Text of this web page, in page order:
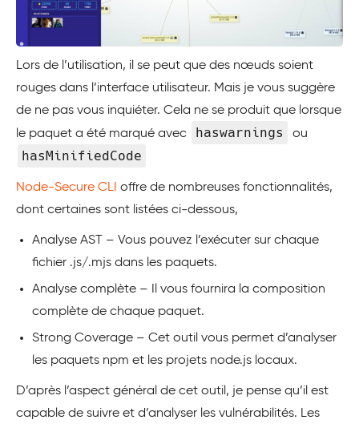
Lors de l’utilisation, il se peut que des nœuds soient
rouges dans l’interface utilisateur. Mais je vous suggère
de ne pas vous inquiéter. Cela ne se produit que lorsque
le paquet a été marqué avec
haswarnings ou
hasMinifiedCode
Node-Secure CLI offre de nombreuses fonctionnalités,
dont certaines sont listées ci-dessous,
Analyse AST – Vous pouvez l’exécuter sur chaque
fichier .js/.mjs dans les paquets.
Analyse complète – Il vous fournira la composition
complète de chaque paquet.
Strong Coverage – Cet outil vous permet d’analyser
les paquets npm et les projets node.js locaux.
D’après l’aspect général de cet outil, je pense qu’il est
capable de suivre et d’analyser les vulnérabilités. Les